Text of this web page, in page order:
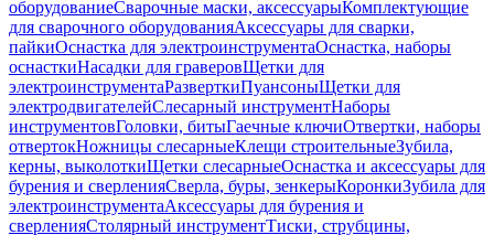
оборудованиеСварочные маски, аксессуарыКомплектующие
для сварочного оборудованияАксессуары для сварки,
пайкиОснастка для электроинструментаОснастка, наборы
оснасткиНасадки для граверовЩетки для
электроинструментаРазверткиПуансоныЩетки для
электродвигателейСлесарный инструментНаборы
инструментовГоловки, битыГаечные ключиОтвертки, наборы
отвертокНожницы слесарныеКлещи строительныеЗубила,
керны, выколоткиЩетки слесарныеОснастка и аксессуары для
бурения и сверленияСверла, буры, зенкерыКоронкиЗубила для
электроинструментаАксессуары для бурения и
сверленияСтолярный инструментТиски, струбцины,